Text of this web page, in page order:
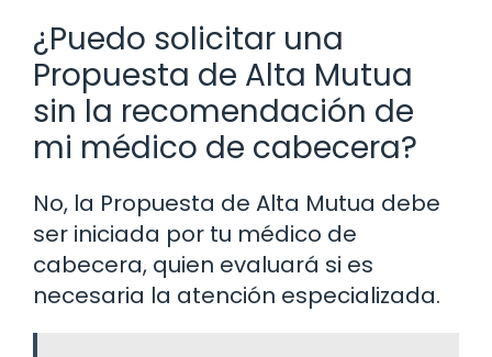
¿Puedo solicitar una
Propuesta de Alta Mutua
sin la recomendación de
mi médico de cabecera?
No, la Propuesta de Alta Mutua debe
ser iniciada por tu médico de
cabecera, quien evaluará si es
necesaria la atención especializada.